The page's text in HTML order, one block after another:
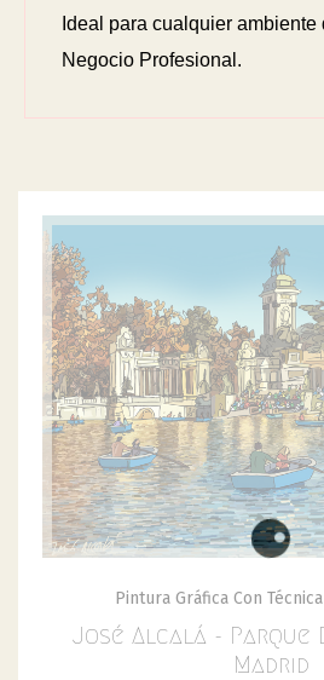
Ideal para cualquier ambiente
Negocio Profesional.
Pintura Gráfica Con
José Alcalá - Parque
Madrid